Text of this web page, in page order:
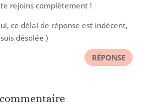
rejoins complètement !
ce délai de réponse est indécent,
désolée )
RÉPONSE